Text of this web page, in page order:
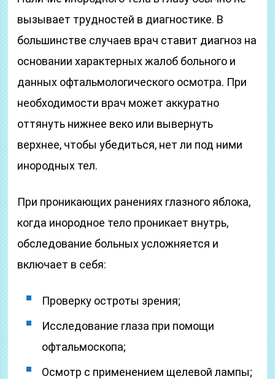
вызывает трудностей в диагностике. В
большинстве случаев врач ставит диагноз на
основании характерных жалоб больного и
данных офтальмологического осмотра. При
необходимости врач может аккуратно
оттянуть нижнее веко или вывернуть
верхнее, чтобы убедиться, нет ли под ними
инородных тел.
При проникающих ранениях глазного яблока,
когда инородное тело проникает внутрь,
обследование больных усложняется и
включает в себя:
Проверку остроты зрения;
Исследование глаза при помощи
офтальмоскопа;
Осмотр с применением щелевой лампы;